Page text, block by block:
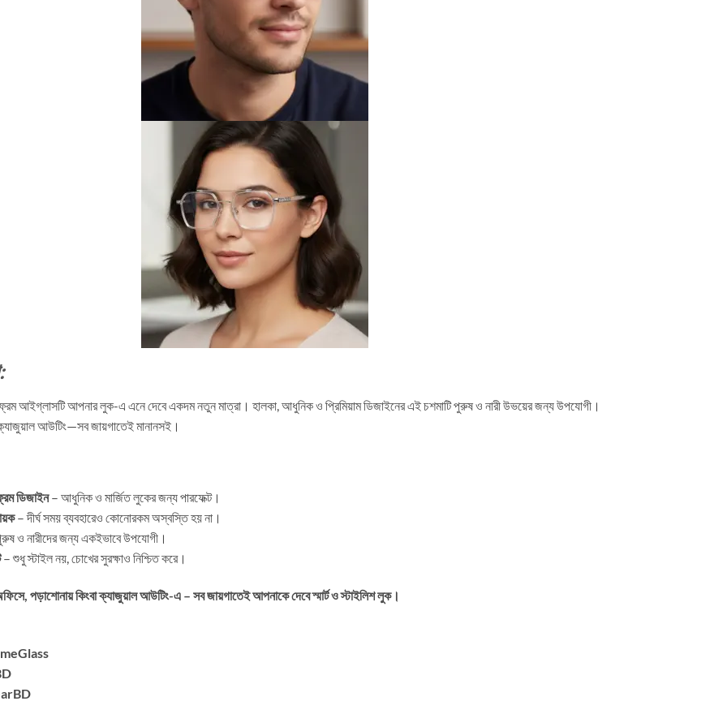
ফ্রেম আইগ্লাসটি আপনার লুক-এ এনে দেবে একদম নতুন মাত্রা। হালকা, আধুনিক ও প্রিমিয়াম ডিজাইনের এই চশমাটি পুরুষ ও নারী উভয়ের জন্য উপযোগী।
আউটিং—সব জায়গাতেই মানানসই।
ডিজাইন– আধুনিক ও মার্জিত লুকের জন্য পারফেক্ট।
– দীর্ঘ সময় ব্যবহারেও কোনোরকম অস্বস্তি হয় না।
ও নারীদের জন্য একইভাবে উপযোগী।
– শুধু স্টাইল নয়, চোখের সুরক্ষাও নিশ্চিত করে।
পড়াশোনায় কিংবা ক্যাজুয়াল আউটিং-এ – সব জায়গাতেই আপনাকে দেবে স্মার্ট ও স্টাইলিশ লুক।